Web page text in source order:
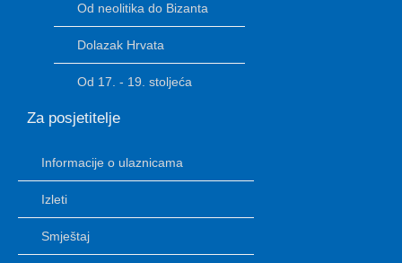
Od neolitika do Bizanta
Dolazak Hrvata
Od 17. - 19. stoljeća
Za posjetitelje
Informacije o ulaznicama
Izleti
Smještaj